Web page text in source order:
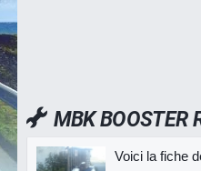
MBK BOOSTER
Voici la fiche